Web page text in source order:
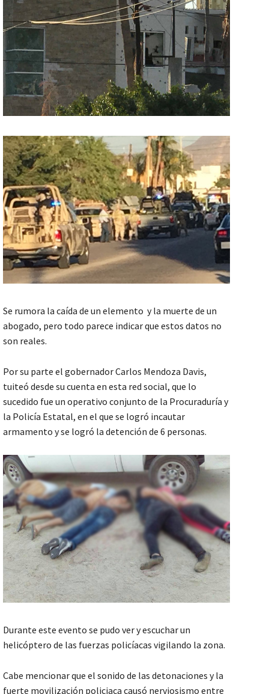
Se rumora la caída de un elemento y la muerte de un
abogado, pero todo parece indicar que estos datos no
son reales.
Por su parte el gobernador Carlos Mendoza Davis,
tuiteó desde su cuenta en esta red social, que lo
sucedido fue un operativo conjunto de la Procuraduría y
la Policía Estatal, en el que se logró incautar
armamento y se logró la detención de 6 personas.
Durante este evento se pudo ver y escuchar un
helicóptero de las fuerzas policíacas vigilando la zona.
Cabe mencionar que el sonido de las detonaciones y la
fuerte movilización policiaca causó nerviosismo entre